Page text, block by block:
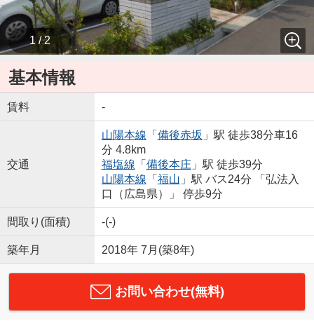
1 / 2
基本情報
賃料 -
交通
山陽本線 「 備後赤坂 」駅 徒歩38分車16
分 4.8km
福塩線 「 備後本庄 」駅 徒歩39分
山陽本線 「 福山 」駅 バス24分 「弘法入
口（広島県）」 停歩9分
間取り(面積) -(-)
築年月 2018年 7月(築8年)
お問い合わせ(無料)